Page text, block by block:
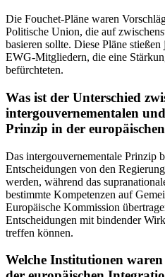
Die Fouchet-Pläne waren
Politische Union, die auf
basieren sollte. Diese Pläne
EWG-Mitgliedern, die eine
befürchteten.
Was ist der Unterschied
intergouvernementalen
Prinzip in der
Das intergouvernementale Prinzip
Entscheidungen von den
werden, während das
bestimmte Kompetenzen auf
Europäische Kommission
Entscheidungen mit bindender
treffen können.
Welche Institutionen